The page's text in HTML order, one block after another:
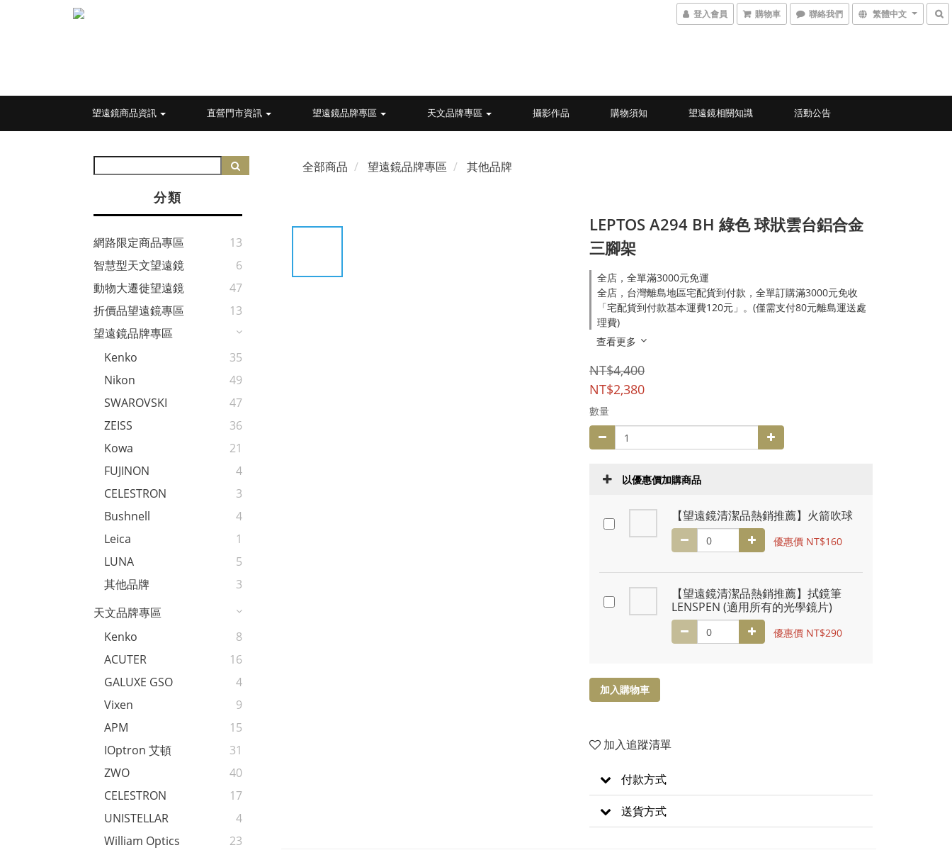
登入會員 購物車 聯絡我們 繁體中文
望遠鏡商品資訊 直營門市資訊 望遠鏡品牌專區 天文品牌專區 攝影作品 購物須知 望遠鏡相關知識 活動公告
分類
網路限定商品專區
13
智慧型天文望遠鏡
6
動物大遷徙望遠鏡
47
折價品望遠鏡專區
13
望遠鏡品牌專區
Kenko
35
Nikon
49
SWAROVSKI
47
ZEISS
36
Kowa
21
FUJINON
4
CELESTRON
3
Bushnell
4
Leica
1
LUNA
5
其他品牌
3
天文品牌專區
Kenko
8
ACUTER
16
GALUXE GSO
4
Vixen
9
APM
15
IOptron 艾頓
31
ZWO
40
CELESTRON
17
UNISTELLAR
4
William Optics
23
全部商品 望遠鏡品牌專區 其他品牌
LEPTOS A294 BH 綠色 球狀雲台鋁合金
三腳架
全店，全單滿3000元免運
全店，台灣離島地區宅配貨到付款，全單訂購滿3000元免收
「宅配貨到付款基本運費120元」。(僅需支付80元離島運送處
理費)
查看更多
NT$4,400
NT$2,380
數量
以優惠價加購商品
【望遠鏡清潔品熱銷推薦】火箭吹球
優惠價 NT$160
【望遠鏡清潔品熱銷推薦】拭鏡筆
LENSPEN (適用所有的光學鏡片)
優惠價 NT$290
加入購物車
加入追蹤清單
付款方式
送貨方式